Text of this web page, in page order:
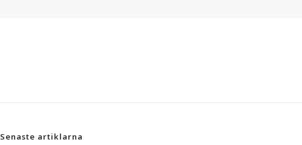
Senaste artiklarna